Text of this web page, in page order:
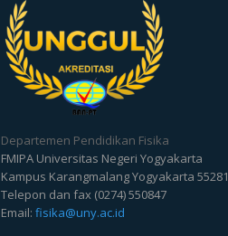
Departemen Pendidikan Fisika
FMIPA Universitas Negeri Yogyakarta
Kampus Karangmalang Yogyakarta 55281
Telepon dan fax (0274) 550847
Email: fisika@uny.ac.id